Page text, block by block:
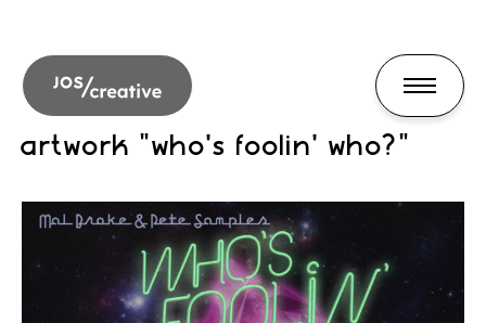
artwork "who's foolin' who?"